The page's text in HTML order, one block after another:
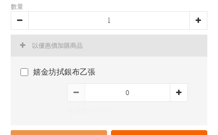
數量
以優惠價加購商品
嬉金坊拭銀布乙張